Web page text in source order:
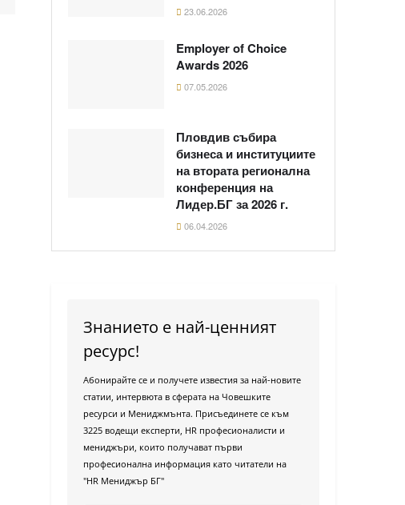
23.06.2026
Employer of Choice
Awards 2026
07.05.2026
Пловдив събира
бизнеса и институциите
на втората регионална
конференция на
Лидер.БГ за 2026 г.
06.04.2026
Знанието е най-ценният
ресурс!
Абонирайте се и получете известия за най-новите
статии, интервюта в сферата на Човешките
ресурси и Мениджмънта. Присъединете се към
3225 водещи експерти, HR професионалисти и
мениджъри, които получават първи
професионална информация като читатели на
"HR Мениджър БГ"